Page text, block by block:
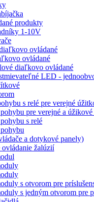
produkty
1-10V
ovládané
ovládané
diaľkovo ovládané
LED -
s relé pre verejné
pre verejné a
s relé
a dotykové panely)
žalúzií
s otvorom pre
s jedným otvorom pre